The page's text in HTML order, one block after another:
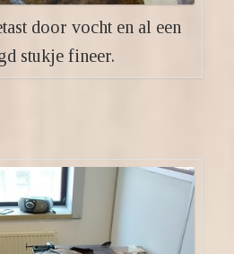
door vocht en al een
stukje fineer.